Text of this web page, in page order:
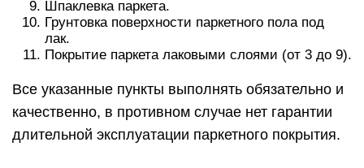
Шпаклевка паркета.
Грунтовка поверхности паркетного пола под
лак.
Покрытие паркета лаковыми слоями (от 3 до 9).
Все указанные пункты выполнять обязательно и
качественно, в противном случае нет гарантии
длительной эксплуатации паркетного покрытия.